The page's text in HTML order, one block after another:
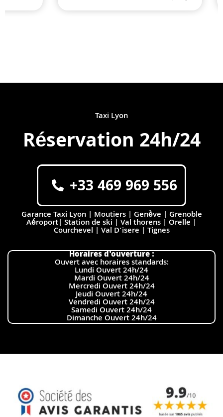
Taxi Lyon
Réservation 24h/24
+33 469 969 556
Garance Taxi Lyon | Moutiers | Genève | Grenoble
Aéroport| Station de ski | Val thorens | Orelle |
Courchevel | Val D’isere | Tignes
Horaires d'ouverture :
Ouvert avec horaires standards:
Lundi Ouvert 24h/24
Mardi Ouvert 24h/24
Mercredi Ouvert 24h/24
Jeudi Ouvert 24h/24
Vendredi Ouvert 24h/24
Samedi Ouvert 24h/24
Dimanche Ouvert 24h/24